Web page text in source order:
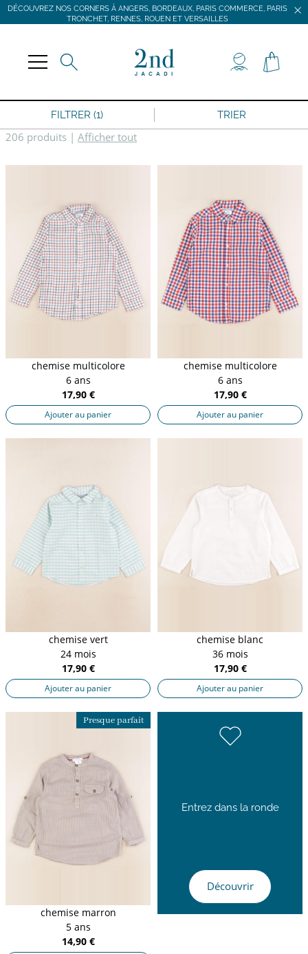
DÉCOUVREZ NOS CORNERS À ANGERS, BORDEAUX, PARIS COMMERCE, PARIS
TRONCHET, RENNES, ROUEN ET VERSAILLES
DÉCOUVREZ NOS CORNERS À ANGERS, BORDEAUX, PARIS COMMERCE, PARIS
TRONCHET, RENNES, ROUEN ET VERSAILLES
FILTRER (1) TRIER
206 produits | Afficher tout
chemise multicolore
6 ans
17,90 €
Ajouter au panier
chemise multicolore
6 ans
17,90 €
Ajouter au panier
chemise vert
24 mois
17,90 €
Ajouter au panier
chemise blanc
36 mois
17,90 €
Ajouter au panier
Presque parfait
chemise marron
5 ans
14,90 €
Entrez dans la ronde
Découvrir